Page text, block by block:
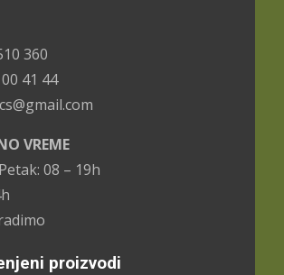
360
41 44
VREME
08 – 19h
proizvodi